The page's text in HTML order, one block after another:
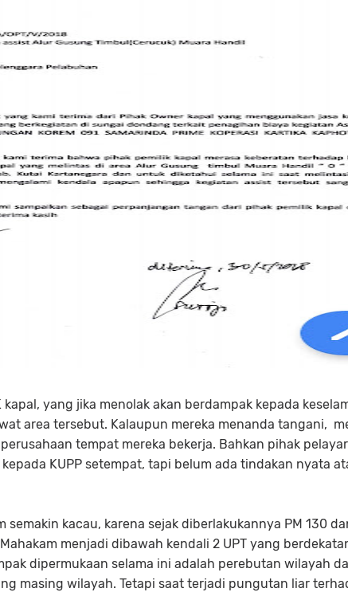
yang jika menolak akan berdampak kepada
area tersebut. Kalaupun mereka menanda tangani,
tempat mereka bekerja. Bahkan pihak
KUPP setempat, tapi belum ada tindakan nyata
kacau, karena sejak diberlakukannya PM 130
menjadi dibawah kendali 2 UPT yang
dipermukaan selama ini adalah perebutan wilayah
masing wilayah. Tetapi saat terjadi pungutan liar